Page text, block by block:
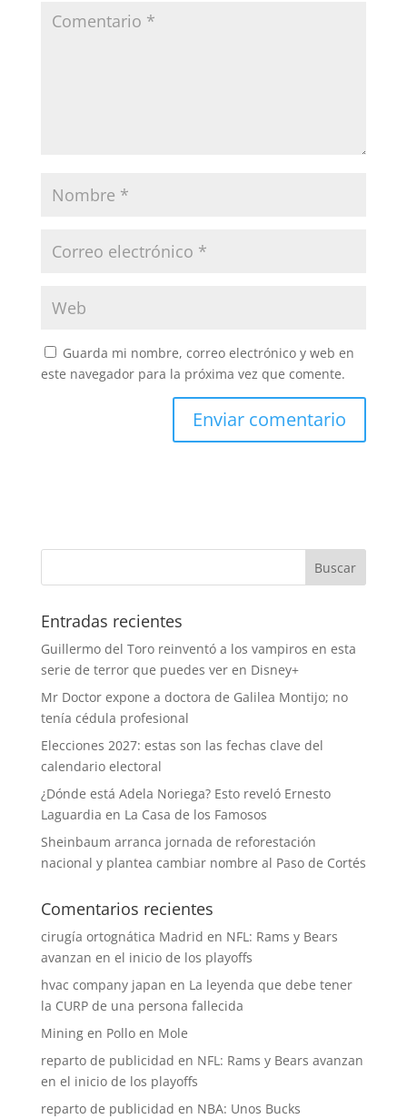
Guarda mi nombre, correo electrónico y web en
este navegador para la próxima vez que comente.
Entradas recientes
Guillermo del Toro reinventó a los vampiros en esta
serie de terror que puedes ver en Disney+
Mr Doctor expone a doctora de Galilea Montijo; no
tenía cédula profesional
Elecciones 2027: estas son las fechas clave del
calendario electoral
¿Dónde está Adela Noriega? Esto reveló Ernesto
Laguardia en La Casa de los Famosos
Sheinbaum arranca jornada de reforestación
nacional y plantea cambiar nombre al Paso de Cortés
Comentarios recientes
cirugía ortognática Madrid en NFL: Rams y Bears
avanzan en el inicio de los playoffs
hvac company japan en La leyenda que debe tener
la CURP de una persona fallecida
Miningen Pollo en Mole
reparto de publicidad en NFL: Rams y Bears avanzan
en el inicio de los playoffs
reparto de publicidad en NBA: Unos Bucks